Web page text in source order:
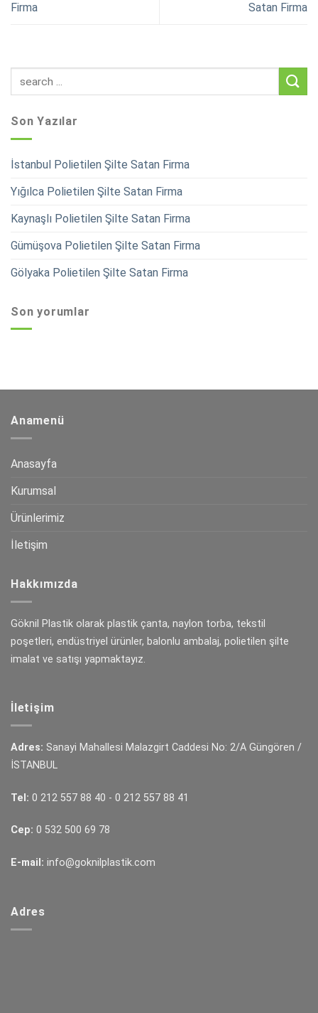
Firma
Satan Firma
Son Yazılar
İstanbul Polietilen Şilte Satan Firma
Yığılca Polietilen Şilte Satan Firma
Kaynaşlı Polietilen Şilte Satan Firma
Gümüşova Polietilen Şilte Satan Firma
Gölyaka Polietilen Şilte Satan Firma
Son yorumlar
Anamenü
Anasayfa
Kurumsal
Ürünlerimiz
İletişim
Hakkımızda
Göknil Plastik olarak plastik çanta, naylon torba, tekstil
poşetleri, endüstriyel ürünler, balonlu ambalaj, polietilen şilte
imalat ve satışı yapmaktayız.
İletişim
Adres: Sanayi Mahallesi Malazgirt Caddesi No: 2/A Güngören /
İSTANBUL
Tel: 0 212 557 88 40 - 0 212 557 88 41
Cep: 0 532 500 69 78
E-mail: info@goknilplastik.com
Adres